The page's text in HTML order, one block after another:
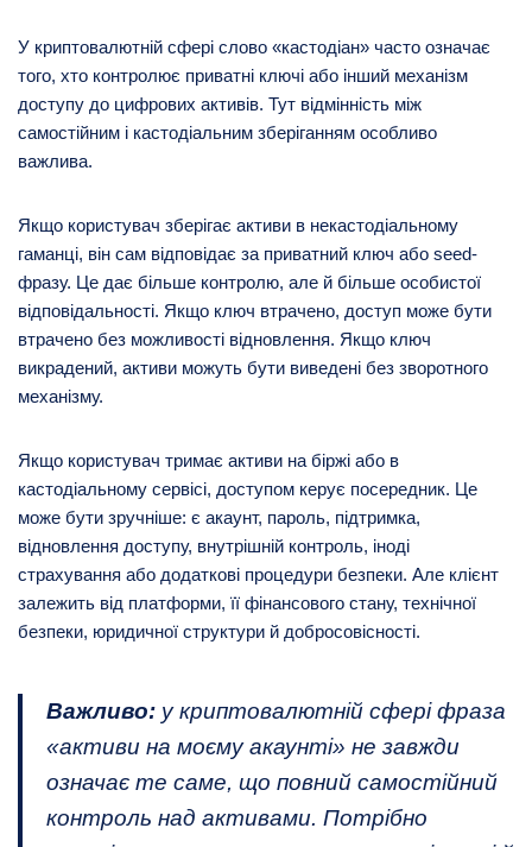
У криптовалютній сфері слово «кастодіан» часто означає
того, хто контролює приватні ключі або інший механізм
доступу до цифрових активів. Тут відмінність між
самостійним і кастодіальним зберіганням особливо
важлива.
Якщо користувач зберігає активи в некастодіальному
гаманці, він сам відповідає за приватний ключ або seed-
фразу. Це дає більше контролю, але й більше особистої
відповідальності. Якщо ключ втрачено, доступ може бути
втрачено без можливості відновлення. Якщо ключ
викрадений, активи можуть бути виведені без зворотного
механізму.
Якщо користувач тримає активи на біржі або в
кастодіальному сервісі, доступом керує посередник. Це
може бути зручніше: є акаунт, пароль, підтримка,
відновлення доступу, внутрішній контроль, іноді
страхування або додаткові процедури безпеки. Але клієнт
залежить від платформи, її фінансового стану, технічної
безпеки, юридичної структури й добросовісності.
Важливо: у криптовалютній сфері фраза
«активи на моєму акаунті» не завжди
означає те саме, що повний самостійний
контроль над активами. Потрібно